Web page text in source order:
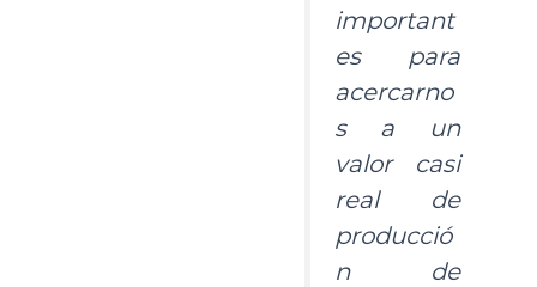
important
es para
acercarno
s a un
valor casi
real de
producció
n de